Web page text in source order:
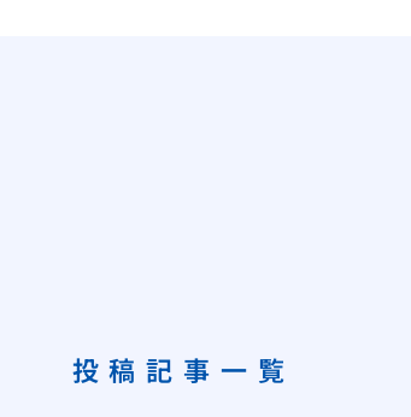
投稿記事一覧